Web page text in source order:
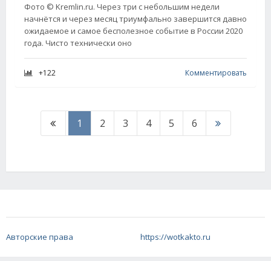
Фото © Kremlin.ru. Через три с небольшим недели
начнётся и через месяц триумфально завершится давно
ожидаемое и самое бесполезное событие в России 2020
года. Чисто технически оно
+122 Комментировать
1 2 3 4 5 6
Авторские права https://wotkakto.ru